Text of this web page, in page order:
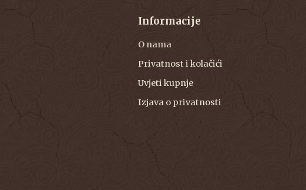
Informacije
O nama
Privatnost i kolačići
Uvjeti kupnje
Izjava o privatnosti